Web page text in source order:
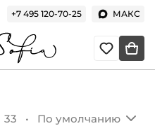
+7 495 120-70-25 МАКС
33 • По умолчанию